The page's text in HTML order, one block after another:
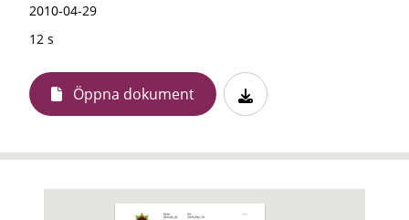
2010-04-29
12 s
Öppna dokument